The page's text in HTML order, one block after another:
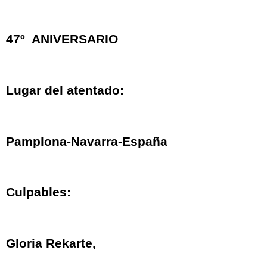
47º ANIVERSARIO
Lugar del atentado:
Pamplona-Navarra-España
Culpables:
Gloria Rekarte,